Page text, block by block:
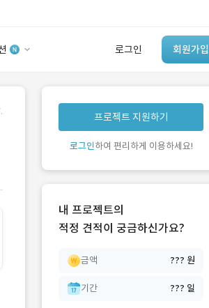
로그인 회원가입
유사사례 검색 AI
‘이런 거’ 만들어본
개발 회사 있어?
프로젝트 지원하기
로그인하여 편리하게 이용하세요!
내 프로젝트의
적정 견적이 궁금하신가요?
금액 ??? 원
기간 ??? 일